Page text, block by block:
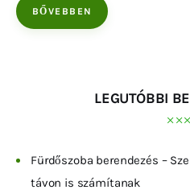
BŐVEBBEN
LEGUTÓBBI
Fürdőszoba berendezés –
távon is számítanak